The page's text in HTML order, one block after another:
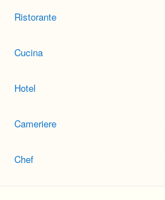
Ristorante
Cucina
Hotel
Cameriere
Chef